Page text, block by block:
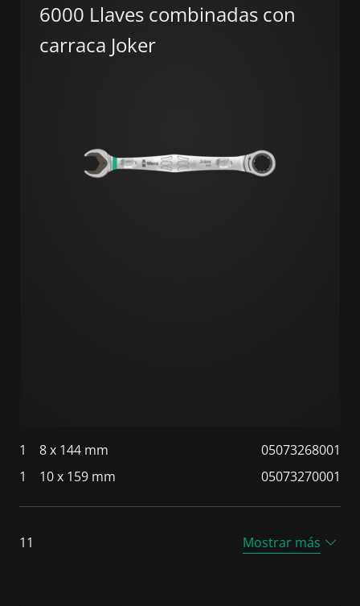
6000 Llaves combinadas con
carraca Joker
1 8 x 144 mm
05073268001
1
10 x 159 mm 05073270001
11 Mostrar más